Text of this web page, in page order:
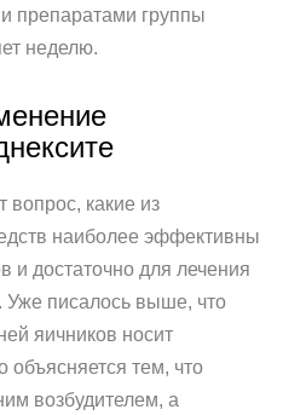
препаратами группы
неделю.
вопрос, какие из
наиболее эффективны
и достаточно для лечения
Уже писалось выше, что
яичников носит
объясняется тем, что
возбудителем, а